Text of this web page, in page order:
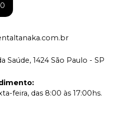
Saúde, 1424 São Paulo - SP
:
feira, das 8:00 às 17:00hs.